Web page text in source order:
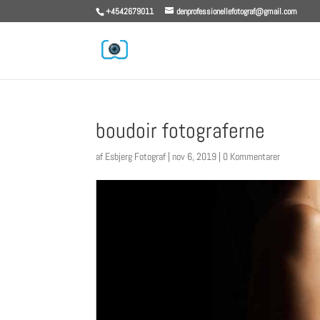
+4542679011 denprofessionellefotograf@gmail.com
boudoir fotograferne
af Esbjerg Fotograf |nov 6, 2019 | 0 Kommentarer